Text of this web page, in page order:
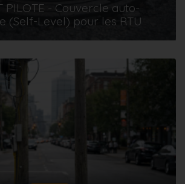
PILOTE - Couvercle auto-
(Self-Level) pour les RTU